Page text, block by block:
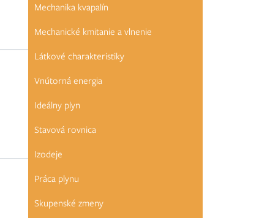
Mechanika kvapalín
Mechanické kmitanie a vlnenie
Látkové charakteristiky
Vnútorná energia
Ideálny plyn
Stavová rovnica
Izodeje
Práca plynu
Skupenské zmeny